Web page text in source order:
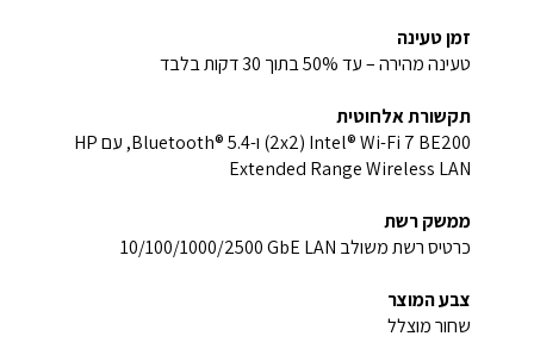
זמן טעינה
טעינה מהירה – עד ‎50% בתוך 30 דקות בלבד
תקשורת אלחוטית
Intel® Wi-Fi 7 BE200 ‏(2x2)‏ ו-Bluetooth® 5.4‏, עם HP
Extended Range Wireless LAN‏
ממשק רשת
כרטיס רשת משולב ‎10/100/1000/2500 GbE LAN‏
צבע המוצר
שחור מוצלל